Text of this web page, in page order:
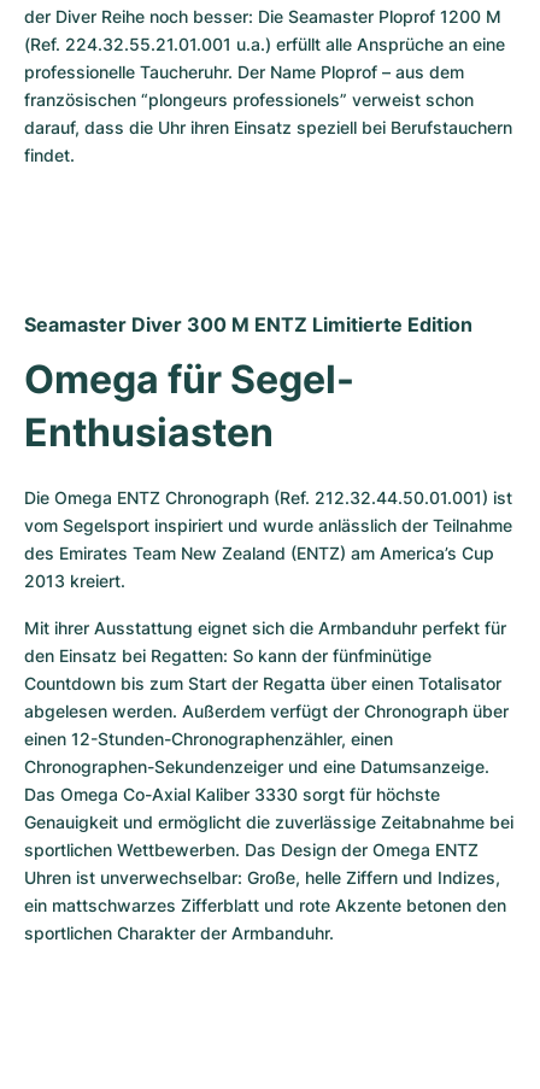
der Diver Reihe noch besser: Die Seamaster Ploprof 1200 M
(Ref. 224.32.55.21.01.001 u.a.) erfüllt alle Ansprüche an eine
professionelle Taucheruhr. Der Name Ploprof – aus dem
französischen “plongeurs professionels” verweist schon
darauf, dass die Uhr ihren Einsatz speziell bei Berufstauchern
findet.
Seamaster Diver 300 M ENTZ Limitierte Edition
Omega für Segel-
Enthusiasten
Die Omega ENTZ Chronograph (Ref. 212.32.44.50.01.001) ist
vom Segelsport inspiriert und wurde anlässlich der Teilnahme
des Emirates Team New Zealand (ENTZ) am America’s Cup
2013 kreiert.
Mit ihrer Ausstattung eignet sich die Armbanduhr perfekt für
den Einsatz bei Regatten: So kann der fünfminütige
Countdown bis zum Start der Regatta über einen Totalisator
abgelesen werden. Außerdem verfügt der Chronograph über
einen 12-Stunden-Chronographenzähler, einen
Chronographen-Sekundenzeiger und eine Datumsanzeige.
Das Omega Co-Axial Kaliber 3330 sorgt für höchste
Genauigkeit und ermöglicht die zuverlässige Zeitabnahme bei
sportlichen Wettbewerben. Das Design der Omega ENTZ
Uhren ist unverwechselbar: Große, helle Ziffern und Indizes,
ein mattschwarzes Zifferblatt und rote Akzente betonen den
sportlichen Charakter der Armbanduhr.